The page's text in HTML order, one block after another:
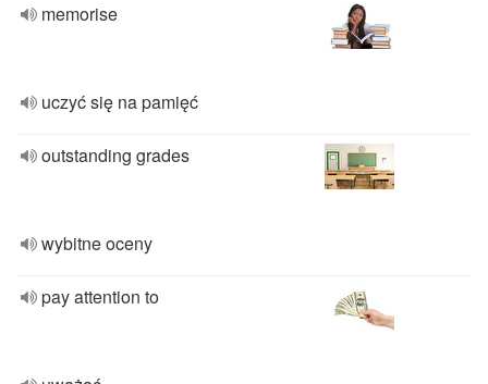
memorise
uczyć się na pamięć
outstanding grades
wybitne oceny
pay attention to